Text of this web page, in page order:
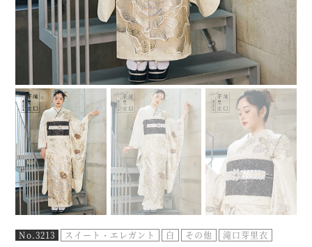
No.3213 スイート・エレガント 白 その他 滝口芽里衣